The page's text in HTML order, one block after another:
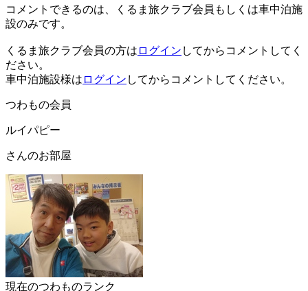
コメントできるのは、くるま旅クラブ会員もしくは車中泊施
設のみです。
くるま旅クラブ会員の方は ログイン してからコメントしてく
ださい。
車中泊施設様は ログイン してからコメントしてください。
つわもの会員
ルイパピー
さんのお部屋
現在のつわものランク